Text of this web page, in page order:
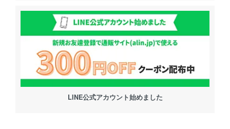
LINE公式アカウント始めました